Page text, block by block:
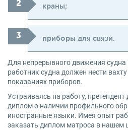
краны;
приборы для связи.
Для непрерывного движения
работник судна должен нести
показаниях приборов.
Устраиваясь на работу,
диплом о наличии профильного
иностранные языки. Имея опыт
заказать диплом матроса в нашем